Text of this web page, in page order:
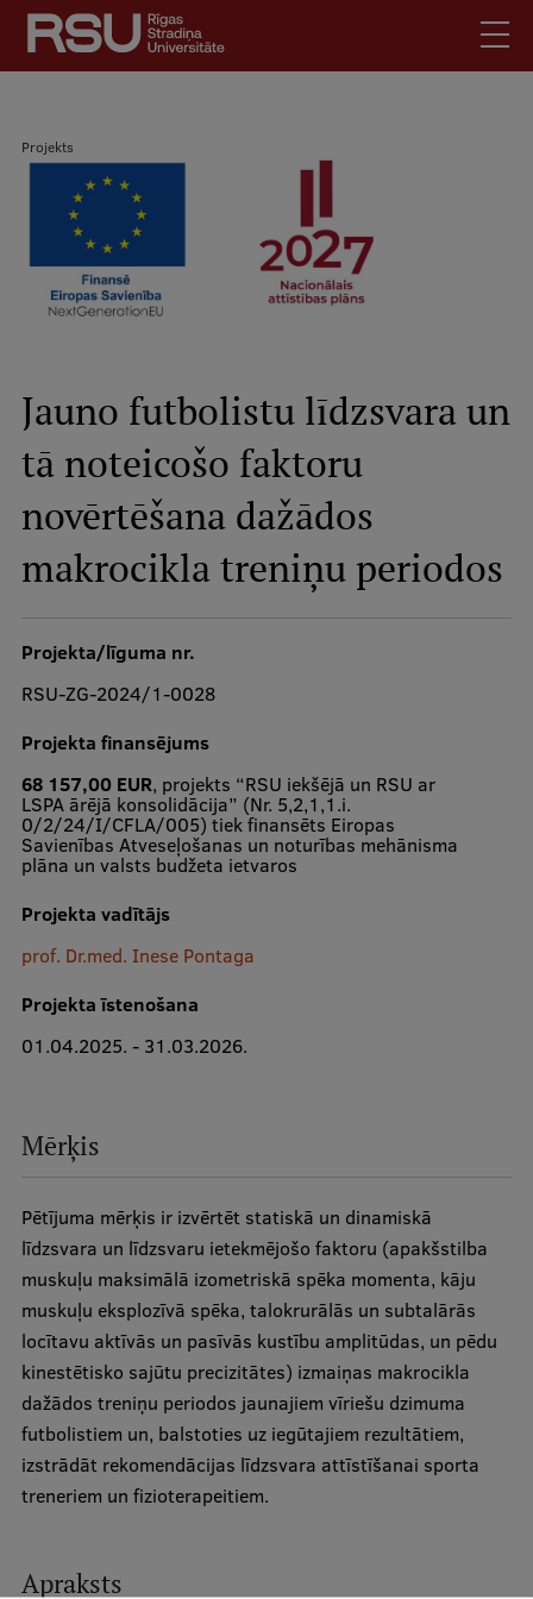
Pārlekt
galveno
saturu
Latviski
Mobile
augšējā
izvēlne
Skolēniem
Studentiem
Absolventiem
Bibliotēka
Kontakti
galvenā
izvēlne
Pamatstudiju programmas
Maģistra studiju programmas
Doktorantūra
Rezidentūra
Uzņemšana
Praktiska informācija
Studiju norises vietas
Fakultātes
Mūsu cilvēki
Stratēģija
Struktūra
Vēsture un tradīcijas
Identitāte
RSU fonds
Muzeji un ekspozīcijas
Atpakaļceļš
Projekts
Jauno futbolistu līdzsvara un
tā noteicošo faktoru
novērtēšana dažādos
makrocikla treniņu periodos
Projekta/līguma nr.
RSU-ZG-2024/1-0028
Projekta finansējums
68 157,00 EUR, projekts “RSU iekšējā un RSU ar
LSPA ārējā konsolidācija” (Nr. 5,2,1,1.i.
0/2/24/I/CFLA/005) tiek finansēts Eiropas
Savienības Atveseļošanas un noturības mehānisma
plāna un valsts budžeta ietvaros
Projekta vadītājs
prof. Dr.med. Inese Pontaga
Projekta īstenošana
01.04.2025. - 31.03.2026.
Mērķis
Pētījuma mērķis ir izvērtēt statiskā un dinamiskā
līdzsvara un līdzsvaru ietekmējošo faktoru (apakšstilba
muskuļu maksimālā izometriskā spēka momenta, kāju
muskuļu eksplozīvā spēka, talokrurālās un subtalārās
locītavu aktīvās un pasīvās kustību amplitūdas, un pēdu
kinestētisko sajūtu precizitātes) izmaiņas makrocikla
dažādos treniņu periodos jaunajiem vīriešu dzimuma
futbolistiem un, balstoties uz iegūtajiem rezultātiem,
izstrādāt rekomendācijas līdzsvara attīstīšanai sporta
treneriem un fizioterapeitiem.
Apraksts